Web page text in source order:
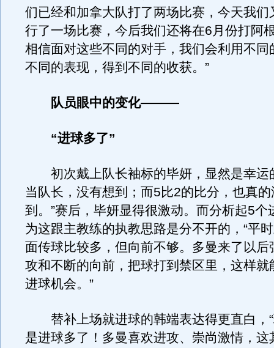
们已经和加拿大队打了两场比赛，今天我们
行了一场比赛，今后我们还将在6月份打阿
相信面对这些不同的对手，我们会利用不同
不同的表现，得到不同的收获。”
队员眼中的变化———
“进球多了”
初次戴上队长袖标的毕妍，显然是幸运
当队长，没有想到；而5比2的比分，也真
到。”赛后，毕妍显得很激动。而分析起5个
为这跟主教练的执教思路是分不开的，“平
面传球比较多，但向前不够。多曼来了以后
攻和不断的向前，把球打到禁区里，这样就
进球机会。”
替补上场就进球的韩端表达得更直白，“
是进球多了！多曼喜欢进攻、崇尚激情，这